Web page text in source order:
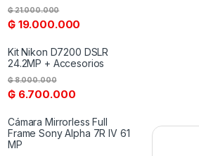
₲19.000.000
₲21.000.000
Kit Nikon D7200 DSLR
24.2MP + Accesorios
₲6.700.000
₲8.000.000
Cámara Mirrorless Full
Frame Sony Alpha 7R IV 61
MP